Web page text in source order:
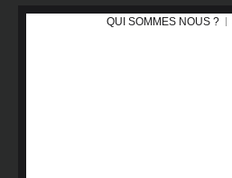
QUI SOMMES NOUS ?